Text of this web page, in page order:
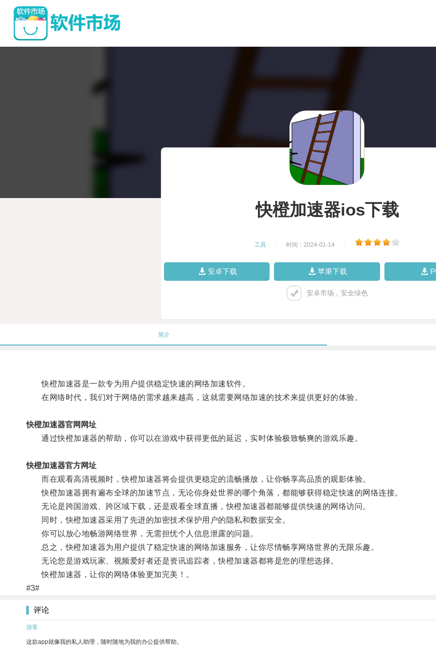
快橙加速器ios下载
工具 时间：2024-01-14
安卓下载 苹果下载
安卓市场，安全绿色
简介
快橙加速器是一款专为用户提供稳定快速的网络加速软件。
在网络时代，我们对于网络的需求越来越高，这就需要网络加速的技术来提供更好的体验。
快橙加速器官网网址
通过快橙加速器的帮助，你可以在游戏中获得更低的延迟，实时体验极致畅爽的游戏乐趣。
快橙加速器官方网址
而在观看高清视频时，快橙加速器将会提供更稳定的流畅播放，让你畅享高品质的观影体验。
快橙加速器拥有遍布全球的加速节点，无论你身处世界的哪个角落，都能够获得稳定快速的网络连接。
无论是跨国游戏、跨区域下载，还是观看全球直播，快橙加速器都能够提供快速的网络访问。
同时，快橙加速器采用了先进的加密技术保护用户的隐私和数据安全。
你可以放心地畅游网络世界，无需担忧个人信息泄露的问题。
总之，快橙加速器为用户提供了稳定快速的网络加速服务，让你尽情畅享网络世界的无限乐趣。
无论您是游戏玩家、视频爱好者还是资讯追踪者，快橙加速器都将是您的理想选择。
快橙加速器，让你的网络体验更加完美！。
#3#
评论
游客
这款app就像我的私人助理，随时随地为我的办公提供帮助。